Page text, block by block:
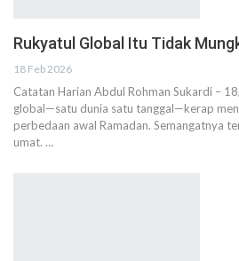
Rukyatul Global Itu Tidak
18 Feb 2026
Catatan Harian Abdul Rohman Sukardi –
global—satu dunia satu tanggal—kerap
perbedaan awal Ramadan. Semangatnya
umat. …